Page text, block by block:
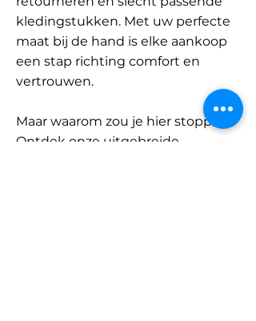
kledingstukken. Met uw perfecte
maat bij de hand is elke aankoop
een stap richting comfort en
vertrouwen.
Maar waarom zou je hier stoppen?
Ontdek onze uitgebreide